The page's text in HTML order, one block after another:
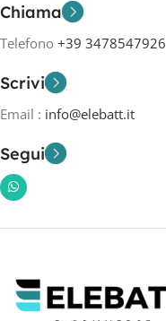
Chiama
Telefono +39 3478547926
Scrivi
Email : info@elebatt.it
Segui